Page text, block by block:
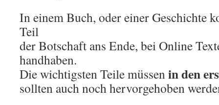
In einem Buch, oder einer Geschichte
Teil
der Botschaft ans Ende, bei Online
handhaben.
Die wichtigsten Teile müssenin den
sollten auch noch hervorgehoben